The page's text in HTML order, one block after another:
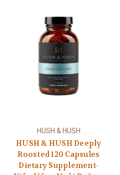
HUSH & HUSH
HUSH & HUSH Deeply
Roosted 120 Capsules
Dietary Supplement-